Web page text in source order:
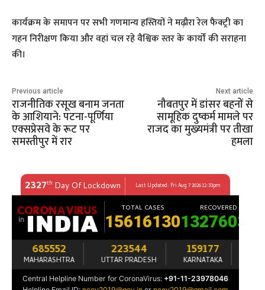
कार्यक्रम के समापन पर सभी गणमान्य हस्तियों ने मढ़ौरा रेल फैक्ट्री का
गहन निरीक्षण किया और वहां चल रहे वैश्विक स्तर के कार्यों की सराहना
की।
Previous article
राजनीतिक रसूख बनाम जनता
के आशियाने: पटना-पूर्णिया
एक्सप्रेसवे के रूट पर
समस्तीपुर में रार
Next article
नौबतपुर में डांसर बहनों से
सामूहिक दुष्कर्म मामले पर
राजद का मुख्यमंत्री पर तीखा
हमला